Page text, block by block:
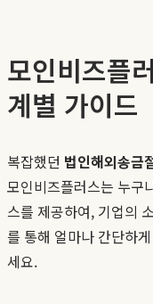
모인비즈플
계별 가이드
복잡했던 법인해외송금
모인비즈플러스는 누구
스를 제공하여, 기업의
를 통해 얼마나 간단하
세요.